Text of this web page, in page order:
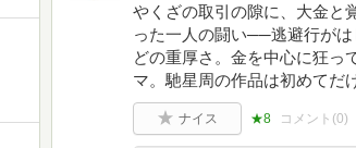
やくざの取引の隙に、大金と
った一人の闘い──逃避行が
どの重厚さ。金を中心に狂っ
マ。馳星周の作品は初めてだ
ナイス ★8 コメント(0)